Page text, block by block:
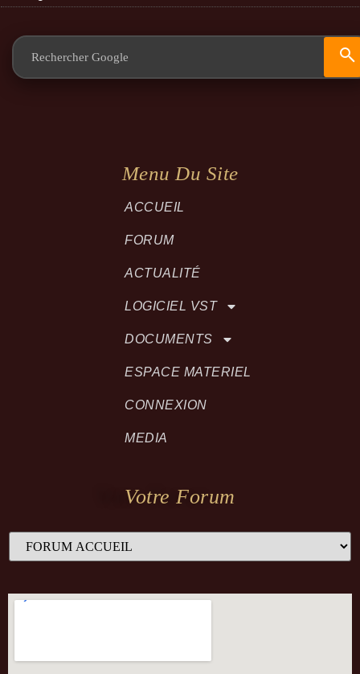
Menu Du Site
ACCUEIL
FORUM
ACTUALITÉ
LOGICIEL VST
DOCUMENTS
ESPACE MATERIEL
CONNEXION
MEDIA
Votre Forum